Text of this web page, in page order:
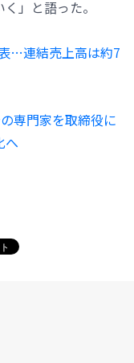
」と語った。
…連結売上高は約7
専門家を取締役に
へ